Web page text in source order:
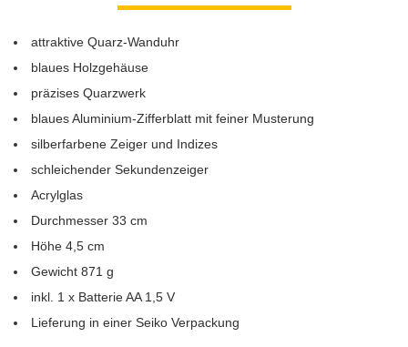
attraktive Quarz-Wanduhr
blaues Holzgehäuse
präzises Quarzwerk
blaues Aluminium-Zifferblatt mit feiner Musterung
silberfarbene Zeiger und Indizes
schleichender Sekundenzeiger
Acrylglas
Durchmesser 33 cm
Höhe 4,5 cm
Gewicht 871 g
inkl. 1 x Batterie AA 1,5 V
Lieferung in einer Seiko Verpackung